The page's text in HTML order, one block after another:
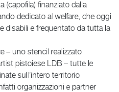
(capofila) finanziato dalla
dedicato al welfare, che oggi
disabili e frequentato da tutta la
– uno stencil realizzato
pistoiese LDB – tutte le
sull’intero territorio
organizzazioni e partner